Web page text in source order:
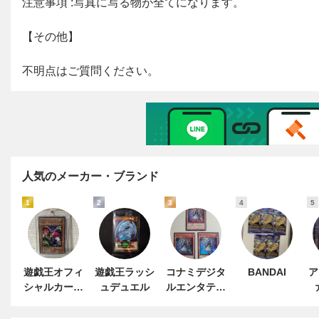
人気のメーカー・ブランド
1
遊戯王オフィ
シャルカード
2
遊戯王ラッシ
ュデュエル
3
コナミデジタ
ルエンタテイ
4
BANDAI
5